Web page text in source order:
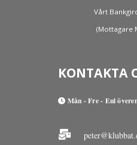
Vårt
(Mottagare
KONTAKTA
Mån - Fre - Enl